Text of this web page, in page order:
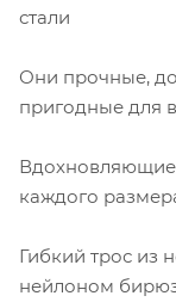
стали
Они прочные,
пригодные для
Вдохновляющие
каждого
Гибкий трос из
нейлоном